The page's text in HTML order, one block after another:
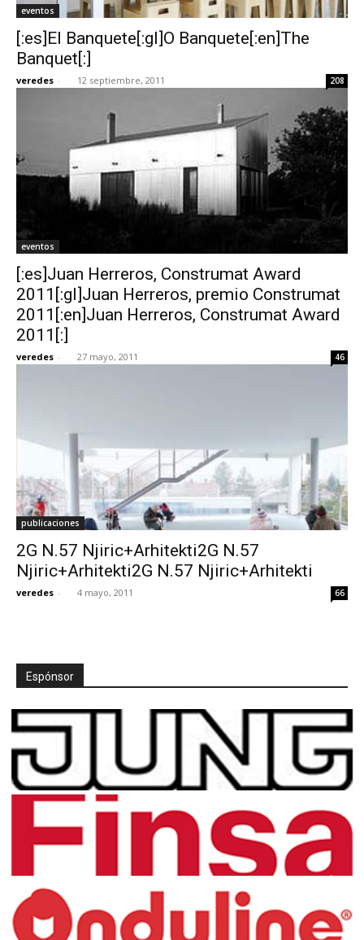
eventos
[:es]El Banquete[:gl]O Banquete[:en]The
Banquet[:]
veredes - 12 septiembre, 2011 208
eventos
[:es]Juan Herreros, Construmat Award
2011[:gl]Juan Herreros, premio Construmat
2011[:en]Juan Herreros, Construmat Award
2011[:]
veredes - 27 mayo, 2011 46
publicaciones
2G N.57 Njiric+Arhitekti2G N.57
Njiric+Arhitekti2G N.57 Njiric+Arhitekti
veredes - 4 mayo, 2011 66
Espónsor